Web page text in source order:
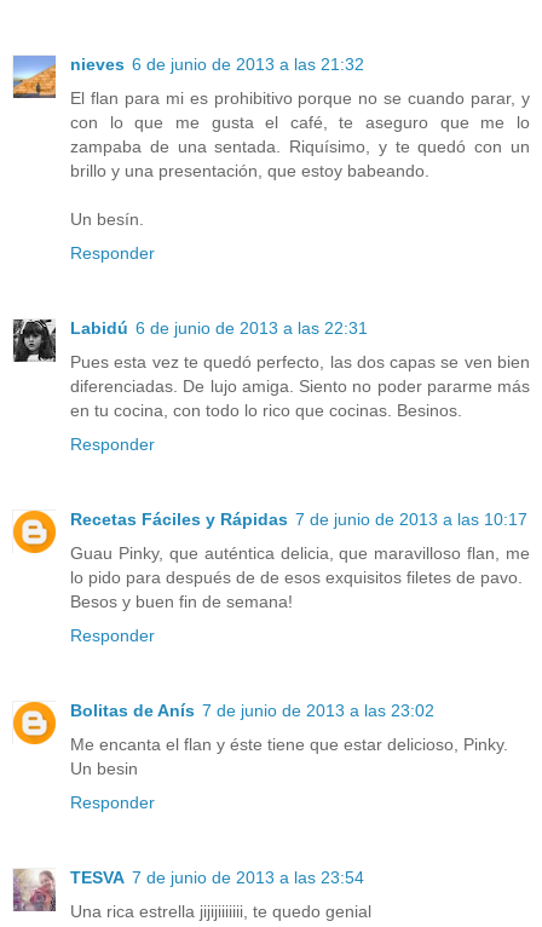
nieves 6 de junio de 2013 a las 21:32
El flan para mi es prohibitivo porque no se cuando parar, y
con lo que me gusta el café, te aseguro que me lo
zampaba de una sentada. Riquísimo, y te quedó con un
brillo y una presentación, que estoy babeando.
Un besín.
Responder
Labidú 6 de junio de 2013 a las 22:31
Pues esta vez te quedó perfecto, las dos capas se ven bien
diferenciadas. De lujo amiga. Siento no poder pararme más
en tu cocina, con todo lo rico que cocinas. Besinos.
Responder
Recetas Fáciles y Rápidas 7 de junio de 2013 a las 10:17
Guau Pinky, que auténtica delicia, que maravilloso flan, me
lo pido para después de de esos exquisitos filetes de pavo.
Besos y buen fin de semana!
Responder
Bolitas de Anís 7 de junio de 2013 a las 23:02
Me encanta el flan y éste tiene que estar delicioso, Pinky.
Un besin
Responder
TESVA 7 de junio de 2013 a las 23:54
Una rica estrella jijijiiiiiii, te quedo genial